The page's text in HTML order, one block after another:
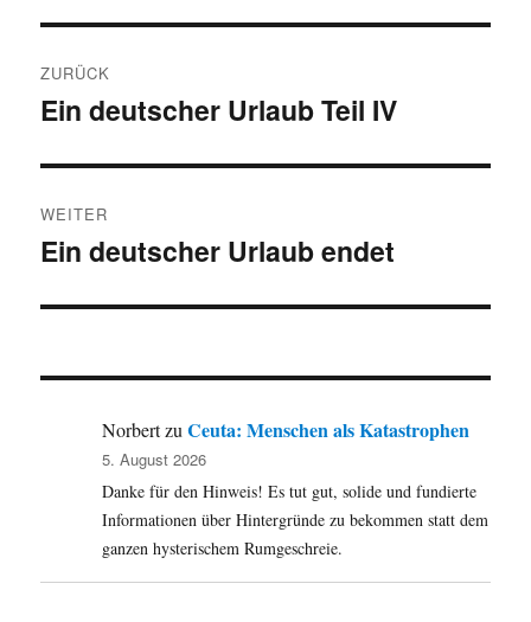
ZURÜCK
Vorheriger
Ein deutscher Urlaub Teil IV
WEITER
Nächster
Ein deutscher Urlaub endet
NorbertzuCeuta: Menschen als Katastrophen
5. August 2026
Danke für den Hinweis! Es tut gut, solide und fundierte
Informationen über Hintergründe zu bekommen statt dem
ganzen hysterischem Rumgeschreie.